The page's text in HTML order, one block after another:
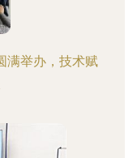
满举办，技术赋